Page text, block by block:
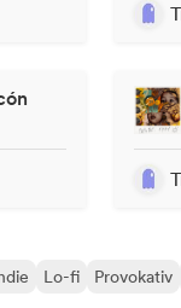
Lo-fi Provokativ